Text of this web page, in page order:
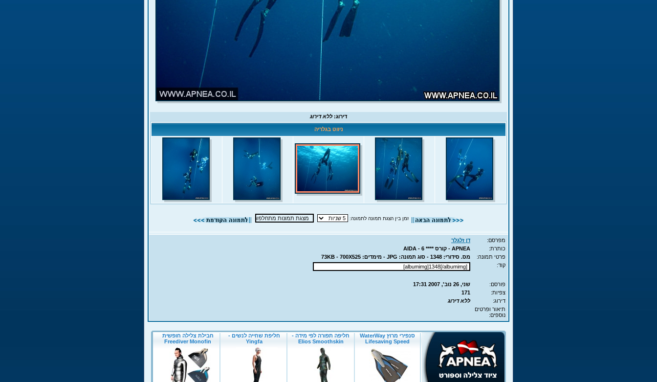
דירוג:ללא דירוג
ניווט בגלריה
זמן בין הצגת תמונה לתמונה:
מפרסם:
דן זלגלר
כותרת:
APNEA - קורס **** AIDA - 6
פרטי תמונה:
מס. סידורי: 1348 - סוג תמונה: JPG - מימדים: 73KB - 700X525
קוד:
פורסם:
שני, 26 נוב', 2007 17:31
צפיות:
171
דירוג:
ללא דירוג
תיאור ופרטים
נוספים: